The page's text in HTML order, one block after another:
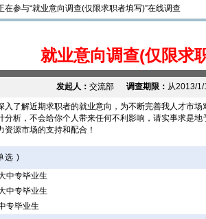
参与“就业意向调查(仅限求职者填写)”在线调查
就业意向调查(仅限求
发起人： 交流部 调查期限： 从2013/
了解近期求职者的就业意向，为不断完善我人才市
分析，不会给你个人带来任何不利影响，请实事求是地
源市场的支持和配合！
选 )
中专毕业生
中专毕业生
专毕业生